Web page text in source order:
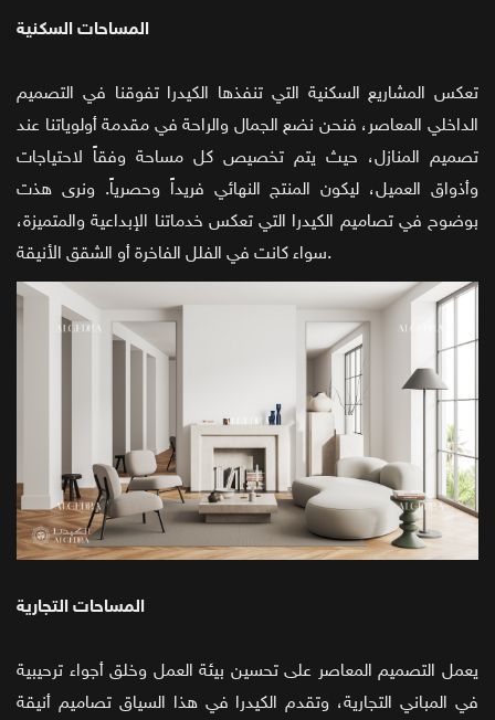
المساحات السكنية
تعكس المشاريع السكنية التي تنفذها الكيدرا تفوقنا في التصميم
الداخلي المعاصر، فنحن نضع الجمال والراحة في مقدمة أولوياتنا عند
تصميم المنازل، حيث يتم تخصيص كل مساحة وفقاً لاحتياجات
وأذواق العميل، ليكون المنتج النهائي فريداً وحصرياً. ونرى هذت
بوضوح في تصاميم الكيدرا التي تعكس خدماتنا الإبداعية والمتميزة،
سواء كانت في الفلل الفاخرة أو الشقق الأنيقة.
المساحات التجارية
يعمل التصميم المعاصر على تحسين بيئة العمل وخلق أجواء ترحيبية
في المباني التجارية، وتقدم الكيدرا في هذا السياق تصاميم أنيقة